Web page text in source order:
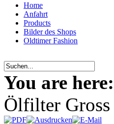
Home
Anfahrt
Products
Bilder des Shops
Oldtimer Fashion
You are here:
Ölfilter